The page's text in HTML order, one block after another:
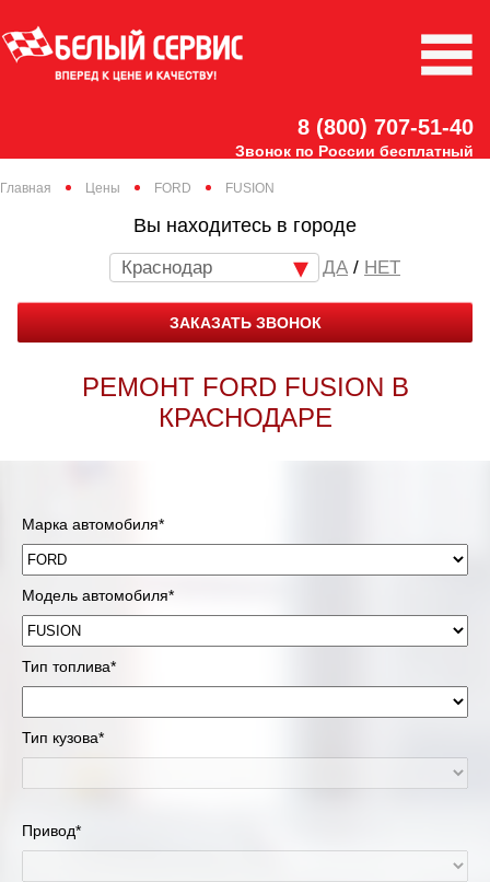
8 (800) 707-51-40
Звонок по России бесплатный
Главная Цены FORD FUSION
Вы находитесь в городе
Краснодар / НЕТ
ЗАКАЗАТЬ ЗВОНОК
РЕМОНТ FORD FUSION В
КРАСНОДАРЕ
Марка автомобиля*
Модель автомобиля*
Тип топлива*
Тип кузова*
Привод*